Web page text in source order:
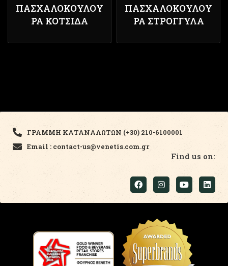
ΠΑΣΧΑΛΟΚΟΎΛΟΥ
ΡΑ ΚΟΤΣΊΔΑ
ΠΑΣΧΑΛΟΚΟΎΛΟΥ
ΡΑ ΣΤΡΟΓΓΥΛΆ
ΓΡΑΜΜΗ ΚΑΤΑΝΑΛΩΤΩΝ (+30) 210-6100001
Email : contact-us@venetis.com.gr
Find us on: